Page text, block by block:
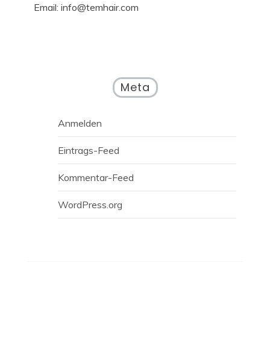
Email: info@temhair.com
Meta
Anmelden
Eintrags-Feed
Kommentar-Feed
WordPress.org